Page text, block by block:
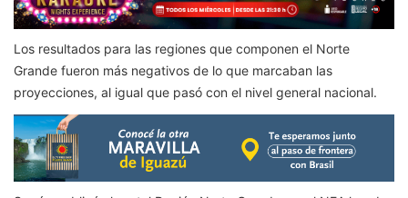
Los resultados para las regiones que componen el Norte
Grande fueron más negativos de lo que marcaban las
proyecciones, al igual que pasó con el nivel general nacional.